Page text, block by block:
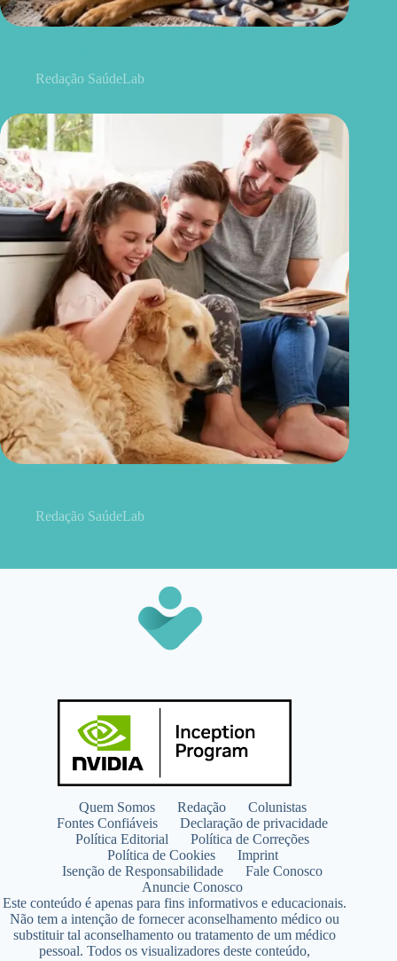
Redação SaúdeLab
Redação SaúdeLab
Quem Somos Redação
Colunistas
Fontes Confiáveis
Declaração de privacidade
Política Editorial
Política de Correções
Política de Cookies
Imprint
Isenção de Responsabilidade
Fale Conosco
Anuncie Conosco
Este conteúdo é apenas para fins informativos e educacionais.
Não tem a intenção de fornecer aconselhamento médico ou
substituir tal aconselhamento ou tratamento de um médico
pessoal. Todos os visualizadores deste conteúdo,